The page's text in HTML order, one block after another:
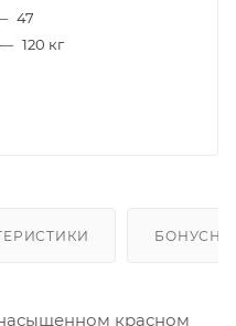
47
— 120 кг
насыщенном красном